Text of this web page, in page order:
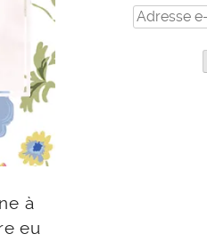
à
eu
Adresse
e-